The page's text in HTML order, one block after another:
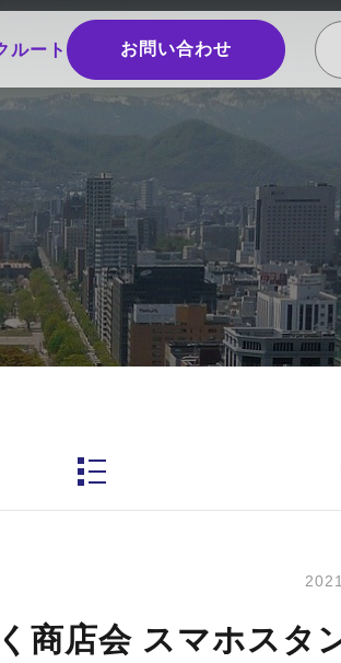
ルート お問い合わせ
商店会 スマホスタ